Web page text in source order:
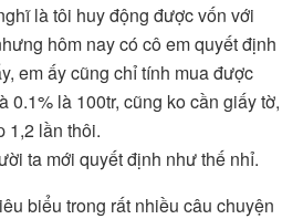
là tôi huy động được vốn với
hôm nay có cô em quyết định
em ấy cũng chỉ tính mua được
0.1% là 100tr, cũng ko cần giấy tờ,
1,2 lần thôi.
ta mới quyết định như thế nhỉ.
biểu trong rất nhiều câu chuyện